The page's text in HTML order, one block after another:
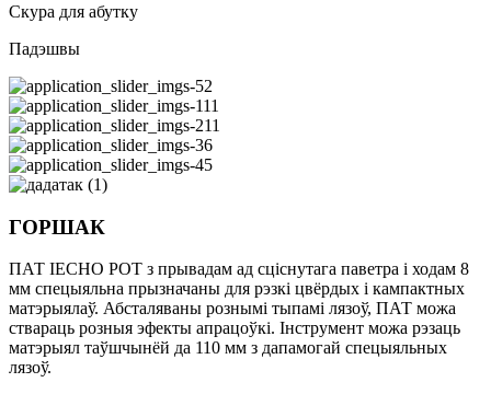
Скура для абутку
Падэшвы
ГОРШАК
ПАТ IECHO POT з прывадам ад сціснутага паветра і ходам 8
мм спецыяльна прызначаны для рэзкі цвёрдых і кампактных
матэрыялаў. Абсталяваны рознымі тыпамі лязоў, ПАТ можа
ствараць розныя эфекты апрацоўкі. Інструмент можа рэзаць
матэрыял таўшчынёй да 110 мм з дапамогай спецыяльных
лязоў.